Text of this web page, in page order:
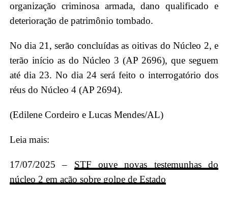
organização criminosa armada, dano qualificado e
deterioração de patrimônio tombado.
No dia 21, serão concluídas as oitivas do Núcleo 2, e
terão início as do Núcleo 3 (AP 2696), que seguem
até dia 23. No dia 24 será feito o interrogatório dos
réus do Núcleo 4 (AP 2694).
(Edilene Cordeiro e Lucas Mendes/AL)
Leia mais:
17/07/2025 – STF ouve novas testemunhas do
núcleo 2 em ação sobre golpe de Estado